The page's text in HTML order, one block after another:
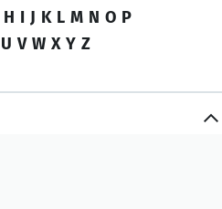
H I J K L M N O P
U V W X Y Z